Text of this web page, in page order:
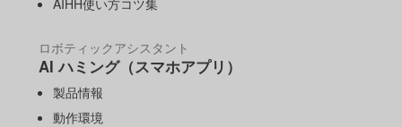
ロボティックアシスタント
AI ハミング（スマホアプリ）
製品情報
動作環境